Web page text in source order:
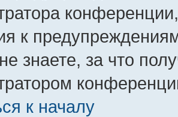
к
знаете, за что
к началу